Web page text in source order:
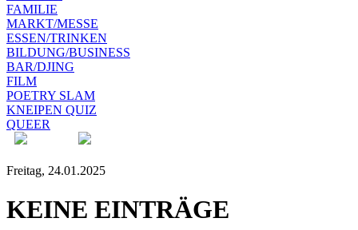
FAMILIE
MARKT/MESSE
ESSEN/TRINKEN
BILDUNG/BUSINESS
BAR/DJING
FILM
POETRY SLAM
KNEIPEN QUIZ
QUEER
Freitag, 24.01.2025
KEINE EINTRÄGE